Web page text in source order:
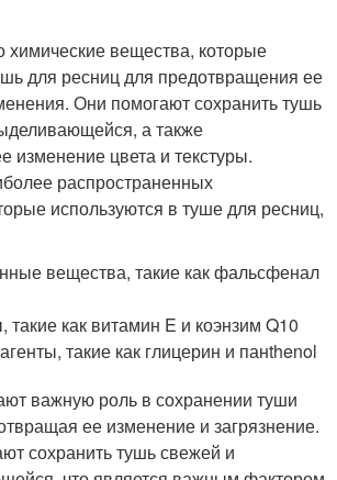
химические вещества, которые
для ресниц для предотвращения ее
Они помогают сохранить тушь
а также
изменение цвета и текстуры.
распространенных
используются в туше для ресниц,
вещества, такие как фальсфенал
такие как витамин E и коэнзим Q10
такие как глицерин и панthenol
важную роль в сохранении туши
ее изменение и загрязнение.
сохранить тушь свежей и